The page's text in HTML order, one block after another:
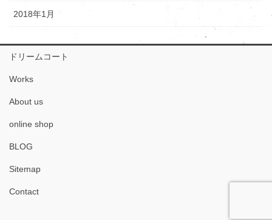
2018年1月
ドリームコート
Works
About us
online shop
BLOG
Sitemap
Contact